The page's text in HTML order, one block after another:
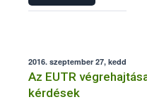
2016. szeptember 27, kedd
Az EUTR
kérdések